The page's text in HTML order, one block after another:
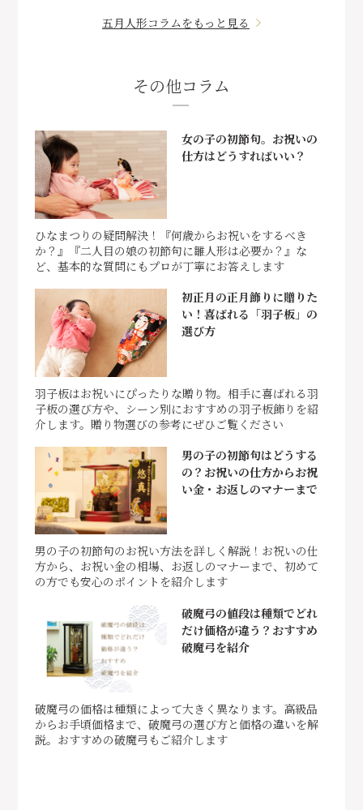
五月人形コラムをもっと見る
その他コラム
女の子の初節句。お祝いの
仕方はどうすればいい？
ひなまつりの疑問解決！『何歳からお祝いをするべき
か？』『二人目の娘の初節句に雛人形は必要か？』な
ど、基本的な質問にもプロが丁寧にお答えします
初正月の正月飾りに贈りた
い！喜ばれる「羽子板」の
選び方
羽子板はお祝いにぴったりな贈り物。相手に喜ばれる羽
子板の選び方や、シーン別におすすめの羽子板飾りを紹
介します。贈り物選びの参考にぜひご覧ください
男の子の初節句はどうする
の？お祝いの仕方からお祝
い金・お返しのマナーまで
男の子の初節句のお祝い方法を詳しく解説！お祝いの仕
方から、お祝い金の相場、お返しのマナーまで、初めて
の方でも安心のポイントを紹介します
破魔弓の値段は種類でどれ
だけ価格が違う？おすすめ
破魔弓を紹介
破魔弓の価格は種類によって大きく異なります。高級品
からお手頃価格まで、破魔弓の選び方と価格の違いを解
説。おすすめの破魔弓もご紹介します